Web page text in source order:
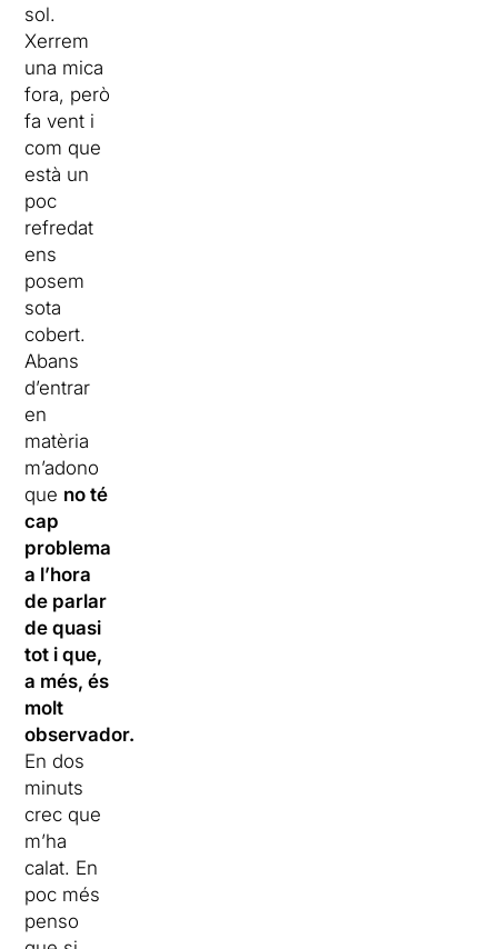
sol.
Xerrem
una mica
fora, però
fa vent i
com que
està un
poc
refredat
ens
posem
sota
cobert.
Abans
d’entrar
en
matèria
m’adono
que no té
cap
problema
a l’hora
de parlar
de quasi
tot i que,
a més, és
molt
observador.
En dos
minuts
crec que
m’ha
calat. En
poc més
penso